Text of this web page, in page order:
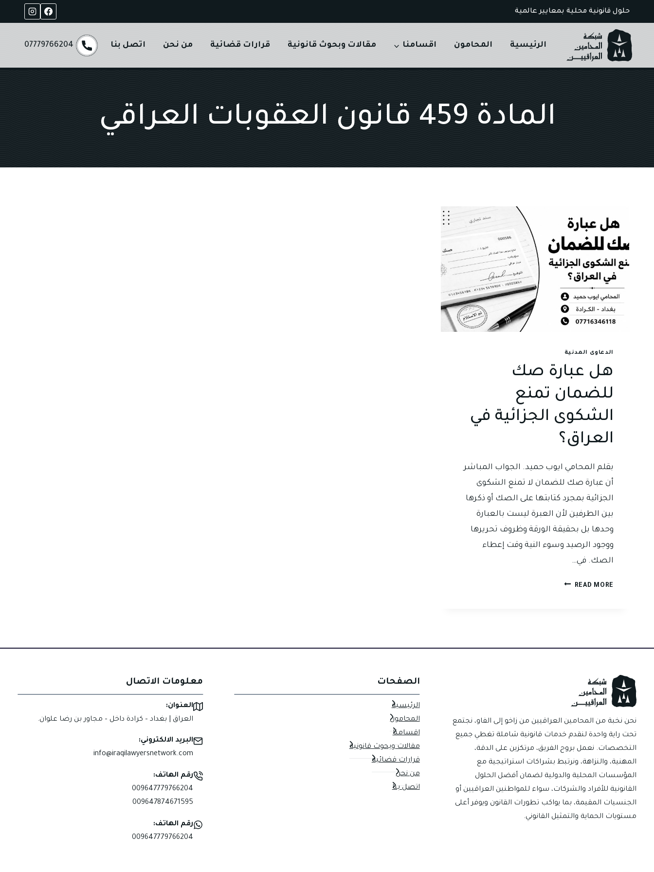
to
content
حلول قانونية محلية بمعايير عالمية
الرئيسية المحامون اقسامنا مقالات وبحوث قانونية قرارات قضائية من نحن اتصل بنا 07779766204
المادة 459 قانون العقوبات العراقي
الدعاوى المدنية
هل عبارة صك
للضمان تمنع
الشكوى الجزائية في
العراق؟
بقلم المحامي ايوب حميد. الجواب المباشر
أن عبارة صك للضمان لا تمنع الشكوى
الجزائية بمجرد كتابتها على الصك أو ذكرها
بين الطرفين لأن العبرة ليست بالعبارة
وحدها بل بحقيقة الورقة وظروف تحريرها
ووجود الرصيد وسوء النية وقت إعطاء
الصك. في…
READ MORE هل
نحن نخبة من المحامين العراقيين من زاخو إلى الفاو، نجتمع
تحت راية واحدة لنقدم خدمات قانونية شاملة تغطي جميع
التخصصات. نعمل بروح الفريق، مرتكزين على الدقة،
المهنية، والنزاهة، ونرتبط بشراكات استراتيجية مع
المؤسسات المحلية والدولية لضمان أفضل الحلول
القانونية للأفراد والشركات، سواء للمواطنين العراقيين أو
الجنسيات المقيمة، بما يواكب تطورات القانون ويوفر أعلى
مستويات الحماية والتمثيل القانوني.
الصفحات
الرئيسية
المحامون
اقسامنا
مقالات وبحوث قانونية
قرارات قضائية
من نحن
اتصل بنا
معلومات الاتصال
العنوان:
العراق | بغداد – كرادة داخل – مجاور بن رضا علوان.
البريد الالكتروني:
info@iraqilawyersnetwork.com
رقم الهاتف:
009647779766204
009647874671595
رقم الهاتف:
009647779766204